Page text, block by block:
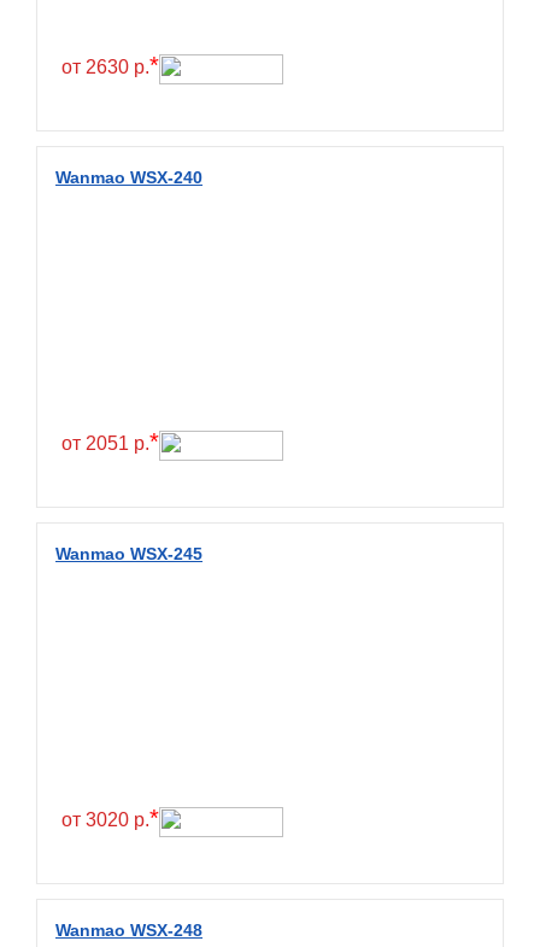
от 2630 р.*
Wanmao WSX-240
от 2051 р.*
Wanmao WSX-245
от 3020 р.*
Wanmao WSX-248